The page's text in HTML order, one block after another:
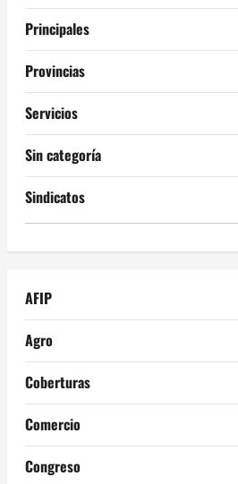
Principales
Provincias
Servicios
Sin categoría
Sindicatos
AFIP
Agro
Coberturas
Comercio
Congreso